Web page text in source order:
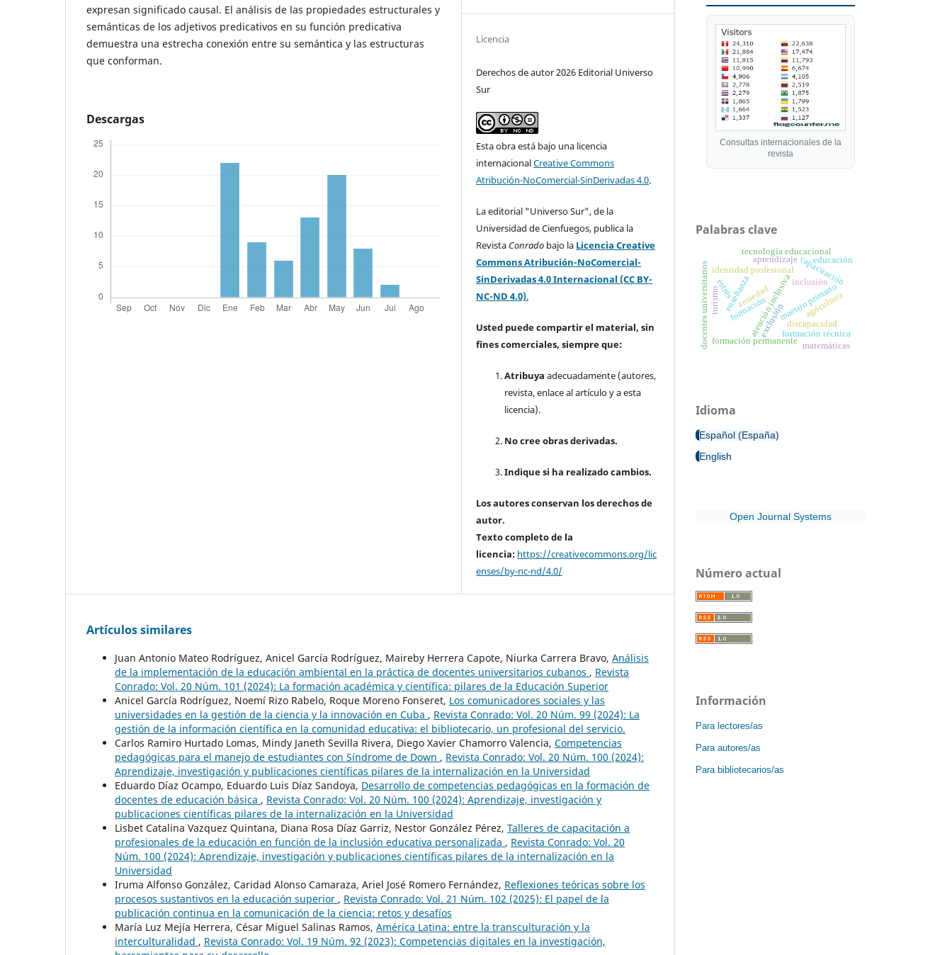
expresan significado causal. El análisis de las propiedades estructurales y
semánticas de los adjetivos predicativos en su función predicativa
demuestra una estrecha conexión entre su semántica y las estructuras
que conforman.
Descargas
Licencia
Derechos de autor 2026 Editorial Universo
Sur
Esta obra está bajo una licencia
internacionalCreative Commons
Atribución-NoComercial-SinDerivadas 4.0.
La editorial "Universo Sur", de la
Universidad de Cienfuegos, publica la
Revista Conrado bajo la Licencia Creative
Commons Atribución-NoComercial-
SinDerivadas 4.0 Internacional (CC BY-
NC-ND 4.0).
Usted puede compartir el material, sin
fines comerciales, siempre que:
Atribuya adecuadamente (autores,
revista, enlace al artículo y a esta
licencia).
No cree obras derivadas.
Indique si ha realizado cambios.
Los autores conservan los derechos de
autor.
Texto completo de la
licencia: https://creativecommons.org/lic
enses/by-nc-nd/4.0/
Artículos similares
Juan Antonio Mateo Rodríguez, Anicel García Rodríguez, Maireby Herrera Capote, Niurka Carrera Bravo, Análisis
de la implementación de la educación ambiental en la práctica de docentes universitarios cubanos , Revista
Conrado: Vol. 20 Núm. 101 (2024): La formación académica y científica: pilares de la Educación Superior
Anicel García Rodríguez, Noemí Rizo Rabelo, Roque Moreno Fonseret, Los comunicadores sociales y las
universidades en la gestión de la ciencia y la innovación en Cuba , Revista Conrado: Vol. 20 Núm. 99 (2024): La
gestión de la información científica en la comunidad educativa: el bibliotecario, un profesional del servicio.
Carlos Ramiro Hurtado Lomas, Mindy Janeth Sevilla Rivera, Diego Xavier Chamorro Valencia, Competencias
pedagógicas para el manejo de estudiantes con Síndrome de Down , Revista Conrado: Vol. 20 Núm. 100 (2024):
Aprendizaje, investigación y publicaciones científicas pilares de la internalización en la Universidad
Eduardo Díaz Ocampo, Eduardo Luis Díaz Sandoya, Desarrollo de competencias pedagógicas en la formación de
docentes de educación básica , Revista Conrado: Vol. 20 Núm. 100 (2024): Aprendizaje, investigación y
publicaciones científicas pilares de la internalización en la Universidad
Lisbet Catalina Vazquez Quintana, Diana Rosa Díaz Garriz, Nestor González Pérez, Talleres de capacitación a
profesionales de la educación en función de la inclusión educativa personalizada , Revista Conrado: Vol. 20
Núm. 100 (2024): Aprendizaje, investigación y publicaciones científicas pilares de la internalización en la
Universidad
Iruma Alfonso González, Caridad Alonso Camaraza, Ariel José Romero Fernández, Reflexiones teóricas sobre los
procesos sustantivos en la educación superior , Revista Conrado: Vol. 21 Núm. 102 (2025): El papel de la
publicación continua en la comunicación de la ciencia: retos y desafíos
María Luz Mejía Herrera, César Miguel Salinas Ramos, América Latina: entre la transculturación y la
interculturalidad , Revista Conrado: Vol. 19 Núm. 92 (2023): Competencias digitales en la investigación,
Consultas internacionales de la
revista
Palabras clave
formaciónatención inclusiva
identidad profesional
enseñanza
aprendizaje
inclusión
exclusióndiscapacidad
capacitación
tecnología educacional
estrésansiedad
docentes universitarios formación permanente
maestro primario
agricultura
formación técnica
turismo
educación
matemáticas
Idioma
Español (España)
English
Open Journal Systems
Número actual
Información
Para lectores/as
Para autores/as
Para bibliotecarios/as